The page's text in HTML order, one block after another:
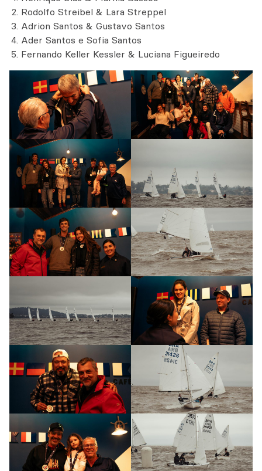
Rodolfo Streibel & Lara Streppel
Adrion Santos & Gustavo Santos
Ader Santos e Sofia Santos
Fernando Keller Kessler & Luciana Figueiredo